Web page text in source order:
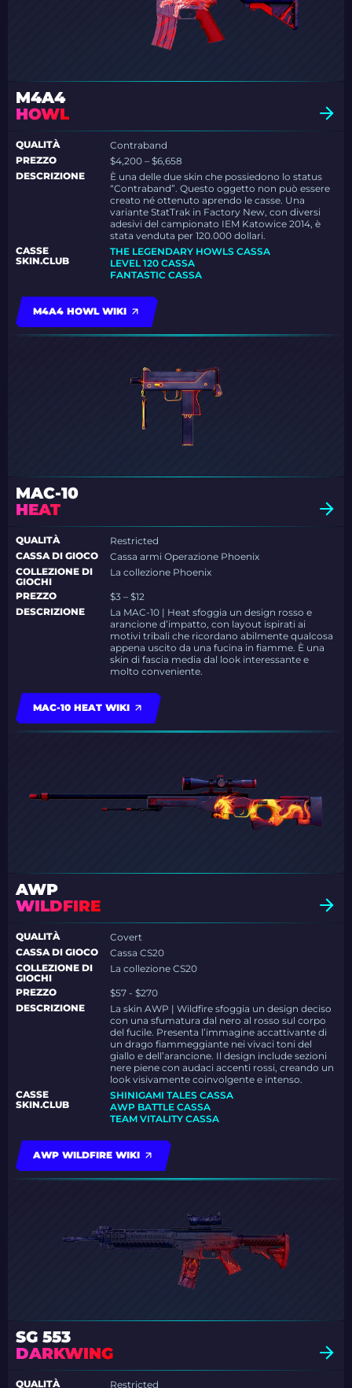
M4A4
HOWL
QUALITÀ
Contraband
PREZZO
$4,200 – $6,658
DESCRIZIONE
È una delle due skin che possiedono lo status
“Contraband”. Questo oggetto non può essere
creato né ottenuto aprendo le casse. Una
variante StatTrak in Factory New, con diversi
adesivi del campionato IEM Katowice 2014, è
stata venduta per 120.000 dollari.
CASSE
SKIN.CLUB
THE LEGENDARY HOWLS CASSA
LEVEL 120 CASSA
FANTASTIC CASSA
M4A4 HOWL WIKI
MAC-10
HEAT
QUALITÀ
Restricted
CASSA DI GIOCO
Cassa armi Operazione Phoenix
COLLEZIONE DI
GIOCHI
La collezione Phoenix
PREZZO
$3 – $12
DESCRIZIONE
La MAC-10 | Heat sfoggia un design rosso e
arancione d’impatto, con layout ispirati ai
motivi tribali che ricordano abilmente qualcosa
appena uscito da una fucina in fiamme. È una
skin di fascia media dal look interessante e
molto conveniente.
MAC-10 HEAT WIKI
AWP
WILDFIRE
QUALITÀ
Covert
CASSA DI GIOCO
Cassa CS20
COLLEZIONE DI
GIOCHI
La collezione CS20
PREZZO
$57 - $270
DESCRIZIONE
La skin AWP | Wildfire sfoggia un design deciso
con una sfumatura dal nero al rosso sul corpo
del fucile. Presenta l’immagine accattivante di
un drago fiammeggiante nei vivaci toni del
giallo e dell’arancione. Il design include sezioni
nere piene con audaci accenti rossi, creando un
look visivamente coinvolgente e intenso.
CASSE
SKIN.CLUB
SHINIGAMI TALES CASSA
AWP BATTLE CASSA
TEAM VITALITY CASSA
AWP WILDFIRE WIKI
SG 553
DARKWING
QUALITÀ Restricted